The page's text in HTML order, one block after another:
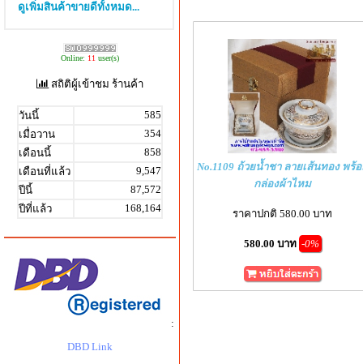
ดูเพิ่มสินค้าขายดีทั้งหมด...
Online: 11 user(s)
สถิติผู้เข้าชม ร้านค้า
วันนี้
585
เมื่อวาน
354
เดือนนี้
858
เดือนที่แล้ว
9,547
ปีนี้
87,572
ปีที่แล้ว
168,164
:
DBD Link
No.1109 ถ้วยน้ำชา ลายเส้นทอง พร้
กล่องผ้าไหม
ราคาปกติ 580.00 บาท
580.00 บาท -0%